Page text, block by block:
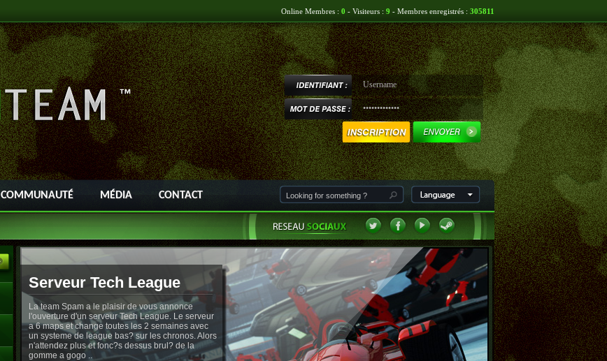
Online Membres : 0 - Visiteurs : 9 - Membres enregistrés : 305811
COMMUNAUTÉ MÉDIA CONTACT
Serveur Tech League
La team Spam a le plaisir de vous annonce
l'ouverture d'un serveur Tech League. Le serveur
a 6 maps et change toutes les 2 semaines avec
un systeme de league bas? sur les chronos. Alors
n'attendez plus et fonc?s dessus brul? de la
gomme a gogo ..